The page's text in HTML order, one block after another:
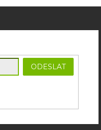
ODESLAT